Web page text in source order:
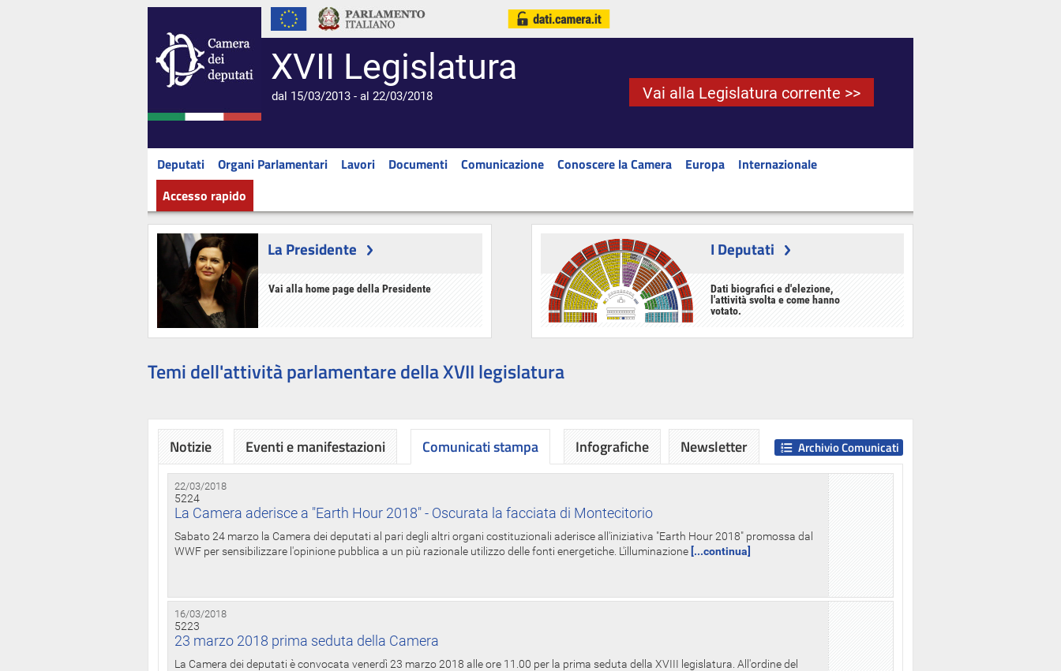
XVII Legislatura
dal 15/03/2013 - al 22/03/2018 Vai alla Legislatura corrente >>
Deputati Organi Parlamentari Lavori Documenti Comunicazione Conoscere la Camera Europa
Internazionale
Accesso rapido
La Presidente
Vai alla home page della Presidente
I Deputati
Dati biografici e d'elezione,
l'attività svolta e come hanno
votato.
Temi dell'attività parlamentare della XVII legislatura
Notizie Eventi e manifestazioni Comunicati stampa
22/03/2018
5224
La Camera aderisce a "Earth Hour 2018" - Oscurata la facciata di Montecitorio
Sabato 24 marzo la Camera dei deputati al pari degli altri organi costituzionali aderisce all'iniziativa "Earth Hour 2018" promossa dal
WWF per sensibilizzare l'opinione pubblica a un più razionale utilizzo delle fonti energetiche. L'illuminazione [...continua]
16/03/2018
5223
23 marzo 2018 prima seduta della Camera
La Camera dei deputati è convocata venerdì 23 marzo 2018 alle ore 11.00 per la prima seduta della XVIII legislatura. All'ordine del
Archivio Comunicati
Infografiche Newsletter